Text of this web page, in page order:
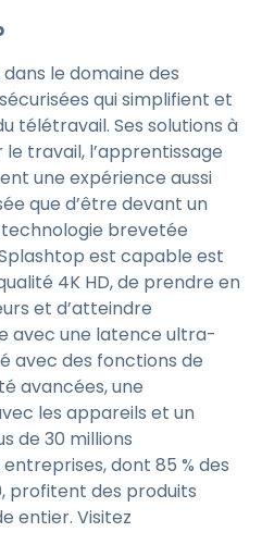
le domaine des
qui simplifient et
télétravail. Ses solutions à
travail, l’apprentissage
une expérience aussi
que d’être devant un
brevetée
est capable est
4K HD, de prendre en
et d’atteindre
avec une latence ultra-
avec des fonctions de
avancées, une
les appareils et un
de 30 millions
dont 85 % des
profitent des produits
entier. Visitez